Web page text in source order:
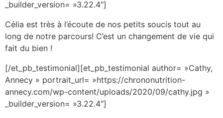
_builder_version= »3.22.4″]
Célia est très à l’écoute de nos petits soucis tout au
long de notre parcours! C’est un changement de vie qui
fait du bien !
[/et_pb_testimonial][et_pb_testimonial author= »Cathy,
Annecy » portrait_url= »https://chrononutrition-
annecy.com/wp-content/uploads/2020/09/cathy.jpg »
_builder_version= »3.22.4″]